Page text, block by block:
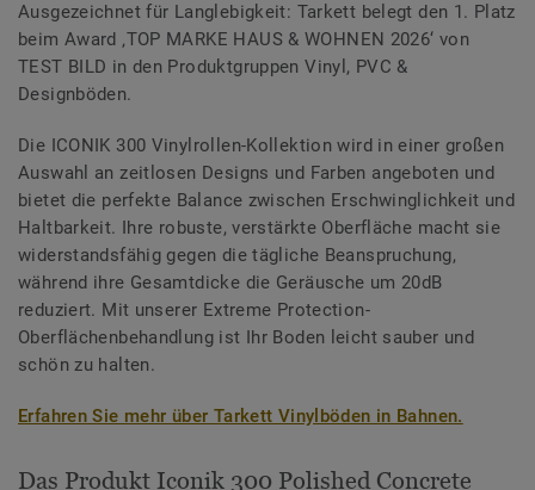
Ausgezeichnet für Langlebigkeit: Tarkett belegt den 1. Platz
beim Award ‚TOP MARKE HAUS & WOHNEN 2026‘ von
TEST BILD in den Produktgruppen Vinyl, PVC &
Designböden.
Die ICONIK 300 Vinylrollen-Kollektion wird in einer großen
Auswahl an zeitlosen Designs und Farben angeboten und
bietet die perfekte Balance zwischen Erschwinglichkeit und
Haltbarkeit. Ihre robuste, verstärkte Oberfläche macht sie
widerstandsfähig gegen die tägliche Beanspruchung,
während ihre Gesamtdicke die Geräusche um 20dB
reduziert. Mit unserer Extreme Protection-
Oberflächenbehandlung ist Ihr Boden leicht sauber und
schön zu halten.
Erfahren Sie mehr über Tarkett Vinylböden in Bahnen.
Das Produkt Iconik 300 Polished Concrete